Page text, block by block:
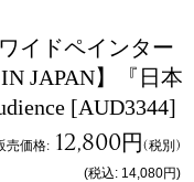
イドペインター
JAPAN】『日本
[AUD3344]
売価格: 12,800円(税別)
(税込: 14,080円)